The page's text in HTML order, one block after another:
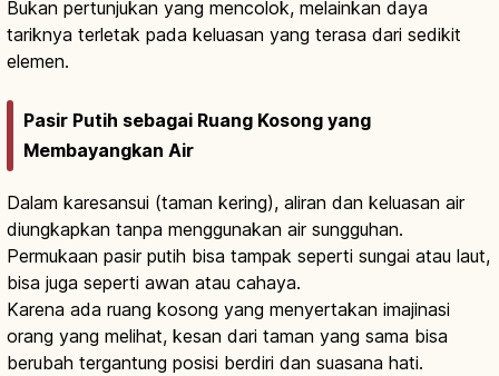
Bukan pertunjukan yang mencolok, melainkan daya
tariknya terletak pada keluasan yang terasa dari sedikit
elemen.
Pasir Putih sebagai Ruang Kosong yang
Membayangkan Air
Dalam karesansui (taman kering), aliran dan keluasan air
diungkapkan tanpa menggunakan air sungguhan.
Permukaan pasir putih bisa tampak seperti sungai atau laut,
bisa juga seperti awan atau cahaya.
Karena ada ruang kosong yang menyertakan imajinasi
orang yang melihat, kesan dari taman yang sama bisa
berubah tergantung posisi berdiri dan suasana hati.